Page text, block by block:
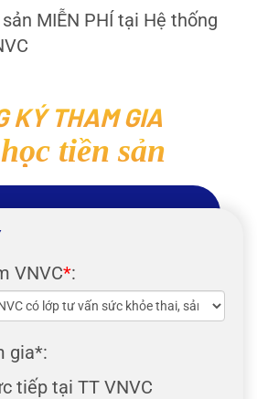
KÝ THAM GIA
tiền sản
VNVC*:
gia*:
tiếp tại TT VNVC